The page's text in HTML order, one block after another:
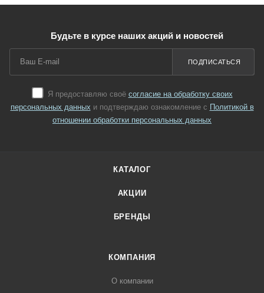
Будьте в курсе наших акций и новостей
Я предоставляю своё согласие на обработку своих
персональных данных и подтверждаю ознакомление с Политикой в
отношении обработки персональных данных
ПОДПИСАТЬСЯ
КАТАЛОГ
АКЦИИ
БРЕНДЫ
КОМПАНИЯ
О компании